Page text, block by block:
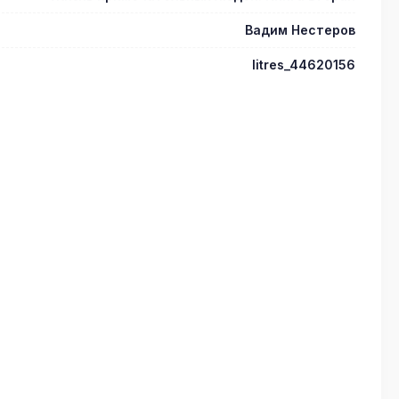
Вадим Нестеров
litres_44620156